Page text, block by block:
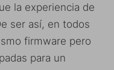
la experiencia de
ser así, en todos
firmware pero
para un